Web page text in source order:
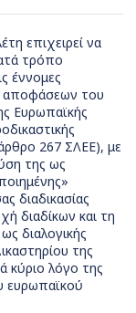
επιχειρεί να
τρόπο
έννομες
αποφάσεων του
Ευρωπαϊκής
267 ΣΛΕΕ), με
της ως
διαδικασίας
διαδίκων και τη
διαλογικής
της
κύριο λόγο της
ευρωπαϊκού